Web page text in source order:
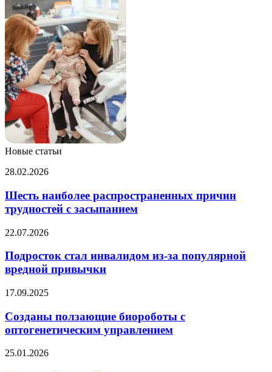
Новые статьи
Шесть
распространенных
причин
трудностей
засыпанием
28.02.2026
Шесть наиболее распространенных причин
трудностей с засыпанием
Подросток
инвалидом
за
вредной
22.07.2026
Подросток стал инвалидом из-за популярной
вредной привычки
Созданы
биороботы
с
оптогенетическим
17.09.2025
Созданы ползающие биороботы с
оптогенетическим управлением
Актрису
25.01.2026